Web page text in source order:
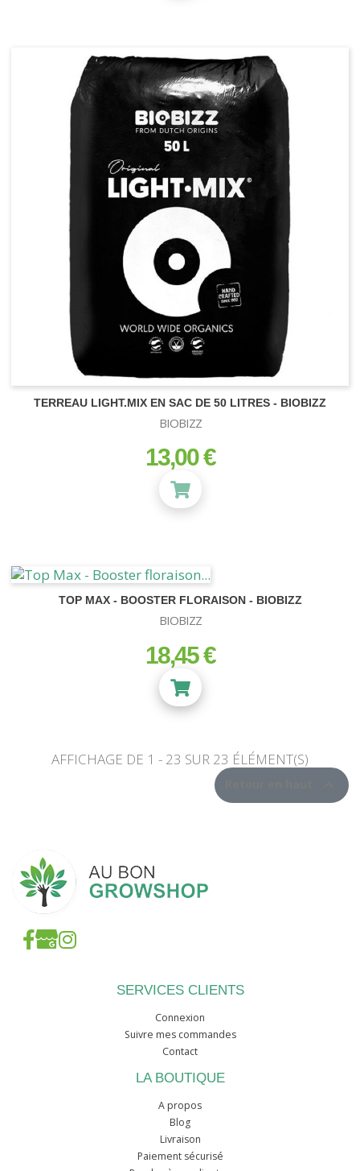
TERREAU LIGHT.MIX EN SAC DE 50 LITRES - BIOBIZZ
BIOBIZZ
prix
13,00 €
TOP MAX - BOOSTER FLORAISON - BIOBIZZ
BIOBIZZ
prix
18,45 €
AFFICHAGE DE 1 - 23 SUR 23 ÉLÉMENT(S)
SERVICES CLIENTS
Connexion
Suivre mes commandes
Contact
LA BOUTIQUE
A propos
Blog
Livraison
Paiement sécurisé